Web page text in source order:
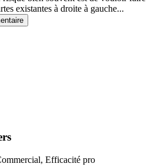
existantes à droite à gauche...
Efficacité pro